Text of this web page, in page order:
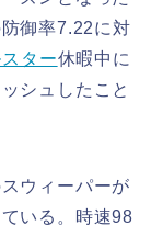
御率7.22に対
ター休暇中に
シュしたこと
ウィーパーが
いる。時速98